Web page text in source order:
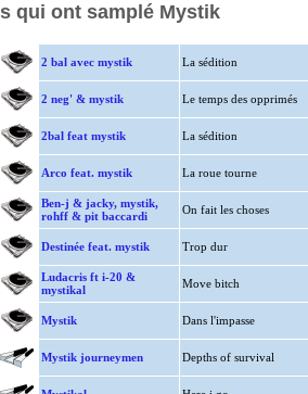
qui ont samplé Mystik
2 bal avec mystik La sédition
2 neg' & mystik Le temps des opprimés
2bal feat mystik La sédition
Arco feat. mystik La roue tourne
Ben-j & jacky, mystik,
rohff & pit baccardi
On fait les choses
Destinée feat. mystik Trop dur
Ludacris ft i-20 &
mystikal
Move bitch
Mystik Dans l'impasse
Mystik journeymen Depths of survival